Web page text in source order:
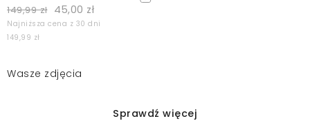
149,99 zł 45,00 zł
Najniższa cena z 30 dni
149,99 zł
Wasze zdjęcia
Sprawdź więcej